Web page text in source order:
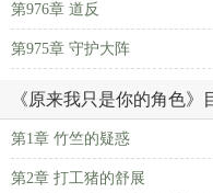
第976章 道反
第975章 守护大阵
《原来我只是你的角色》
第1章 竹竺的疑惑
第2章 打工猪的舒展